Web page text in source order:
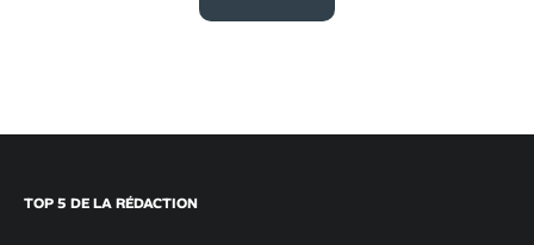
TOP 5 DE LA RÉDACTION